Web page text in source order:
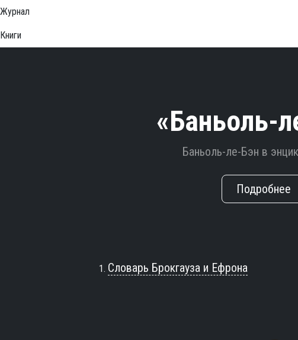
Журнал
Книги
«Баньоль-
Баньоль-ле-Бэн в
Подробнее
Словарь Брокгауза и Ефрона